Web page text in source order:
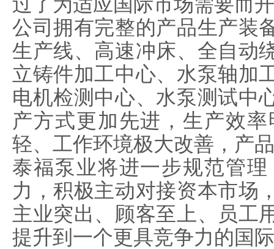
公司拥有完整的产品生产装
生产线、高速冲床、全自动
立铸件加工中心、水泵轴加
电机检测中心、水泵测试中
产方式更加先进，生产效
轻、工作环境极大改善，产
泰福泵业将进一步规范管
力，积极主动对接资本市场
主业突出、顾客至上、员工
提升到一个更具竞争力的国